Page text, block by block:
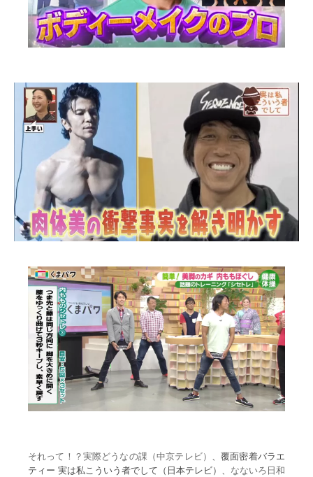
それって！？実際どうなの課（中京テレビ）
、覆面密着バラエ
ティー 実は私こういう者でして（日本テレビ）、 なないろ日和